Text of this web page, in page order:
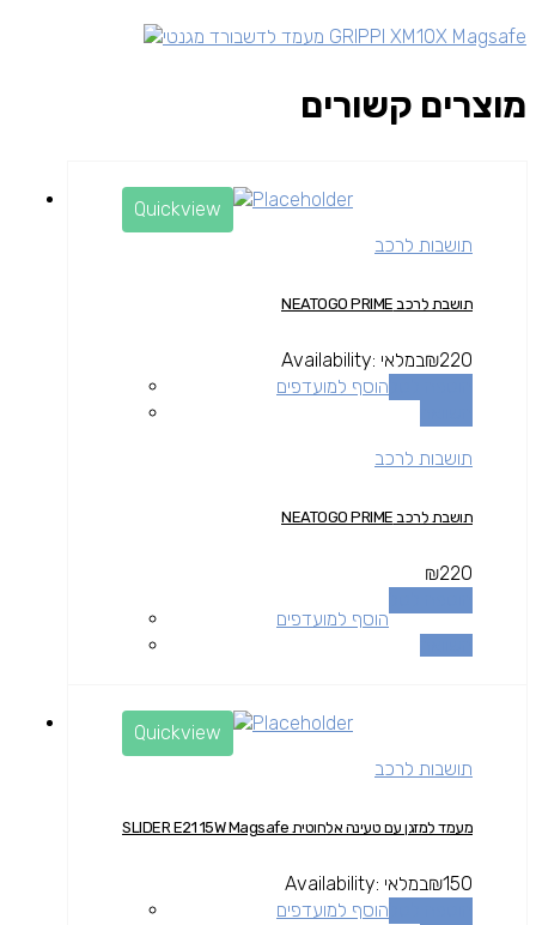
מוצרים קשורים
Quickview
תושבות לרכב
תושבת לרכב NEATOGO PRIME
₪220
Availability: במלאי
הוסף למועדפים
תושבות לרכב
תושבת לרכב NEATOGO PRIME
₪220
הוסף למועדפים
Quickview
תושבות לרכב
מעמד למזגן עם טעינה אלחוטית SLIDER E21 15W Magsafe
₪150
Availability: במלאי
הוסף למועדפים